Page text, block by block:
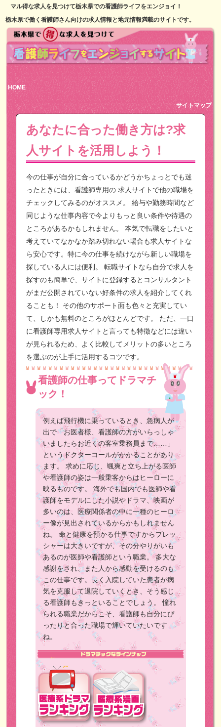
マル得な求人を見つけて栃木県での看護師ライフをエンジョイ！
栃木県で働く看護師さん向けの求人情報と地元情報満載のサイトです。
HOME
サイトマップ
あなたに合った働き方は?求
人サイトを活用しよう！
今の仕事が自分に合っているかどうかちょっとでも迷
ったときには、看護師専用の 求人サイトで他の職場を
チェックしてみるのがオススメ。
給与や勤務時間など
同じような仕事内容で今よりもっと良い条件や待遇の
ところがあるかもしれません。
本気で転職をしたいと
考えていてなかなか踏み切れない場合も求人サイトな
ら安心です。特に今の仕事を続けながら新しい職場を
探している人には便利。
転職サイトなら自分で求人を
探すのも簡単で、サイトに登録するとコンサルタント
がまだ公開されていない好条件の求人を紹介してくれ
ることも！
その他のサポート面も色々と充実してい
て、しかも無料のところがほとんどです。
ただ、一口
に看護師専用求人サイトと言っても特徴などには違い
が見られるため、よく比較してメリットの多いところ
を選ぶのが上手に活用するコツです。
看護師の仕事ってドラマチ
ック！
例えば飛行機に乗っているとき、急病人が
出で「お医者様、看護師の方がいらっしゃ
いましたらお近くの客室乗務員まで……」
というドクターコールがかかることがあり
ます。
求めに応じ、颯爽と立ち上がる医師
や看護師の姿は一般乗客からはヒーローに
映るものです。
海外でも国内でも医師や看
護師をモデルにした小説やドラマ、映画が
多いのは、医療関係者の中に一種のヒーロ
ー像が見出されているからかもしれません
ね。
命と健康を預かる仕事ですからプレッ
シャーは大きいですが、その分やりがいも
あるのが医師や看護師という職業。多大な
感謝をされ、また人から感動を受けるのも
この仕事です。長く入院していた患者が病
気を克服して退院していくとき、そう感じ
る看護師もきっといることでしょう。
憧れ
られる職業だからこそ、看護師も自分にぴ
ったりと合った職場で輝いていたいです
ね。